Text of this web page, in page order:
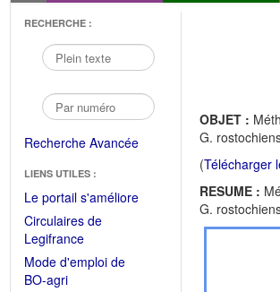
RECHERCHE :
Recherche Avancée
LIENS UTILES :
Le portail s'améliore(Fichier
Circulaires de
Legifrance(Ouvrir
dans
une
Mode d'emploi de
BO-agri(Ouvrir
OBJET :
G.
(Télécharger
RESUME :
G.